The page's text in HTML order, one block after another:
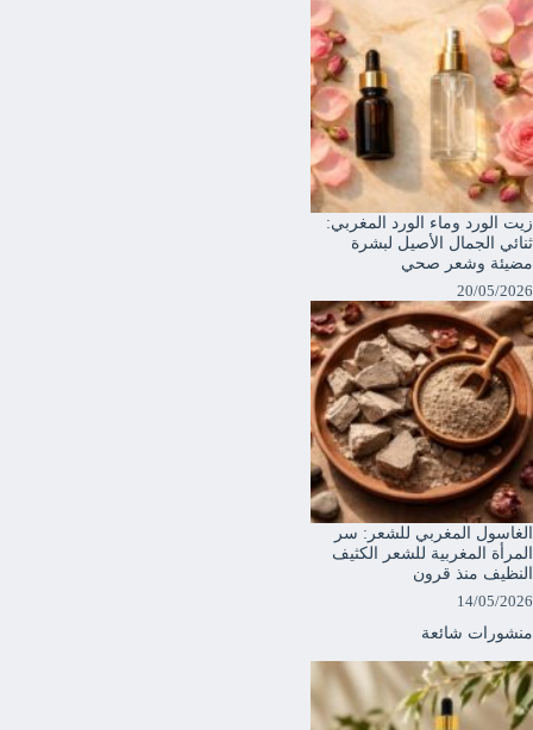
زيت الورد وماء الورد المغربي:
ثنائي الجمال الأصيل لبشرة
مضيئة وشعر صحي
20/05/2026
الغاسول المغربي للشعر: سر
المرأة المغربية للشعر الكثيف
النظيف منذ قرون
14/05/2026
منشورات شائعة